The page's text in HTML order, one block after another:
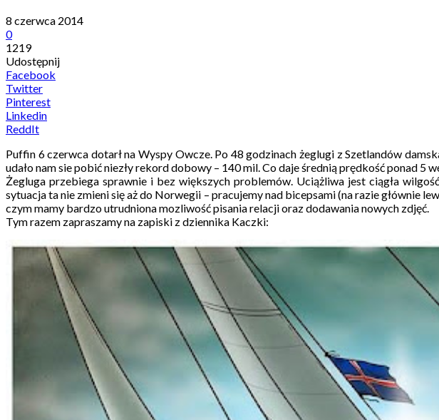
8 czerwca 2014
0
1219
Udostępnij
Facebook
Twitter
Pinterest
Linkedin
ReddIt
Puffin 6 czerwca dotarł na Wyspy Owcze. Po 48 godzinach żeglugi z Szetlandów
udało nam sie pobić niezły rekord dobowy – 140 mil. Co daje średnią prędkość ponad 5
Żegluga przebiega sprawnie i bez większych problemów. Uciążliwa jest ciągła
sytuacja ta nie zmieni się aż do Norwegii – pracujemy nad bicepsami (na razie głównie
czym mamy bardzo utrudniona mozliwość pisania relacji oraz dodawania nowych zdjęć.
Tym razem zapraszamy na zapiski z dziennika Kaczki: